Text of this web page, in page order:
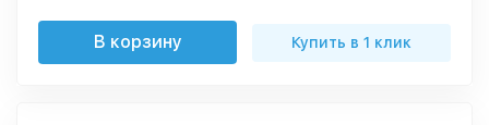
В корзину Купить в 1 клик